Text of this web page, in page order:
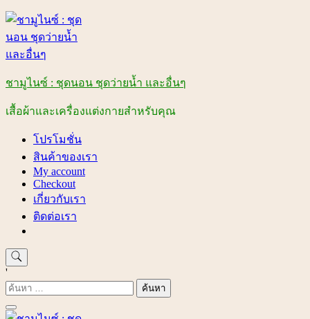
Skip
content
ชามูไนซ์ : ชุดนอน ชุดว่ายน้ำ และอื่นๆ
เสื้อผ้าและเครื่องแต่งกายสำหรับคุณ
โปรโมชั่น
สินค้าของเรา
My account
Checkout
เกี่ยวกับเรา
ติดต่อเรา
'
ค้นหา
สำหรับ: